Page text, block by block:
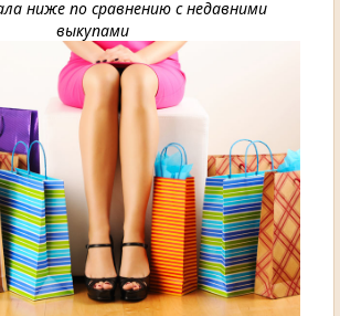
ниже по сравнению с недавними
выкупами